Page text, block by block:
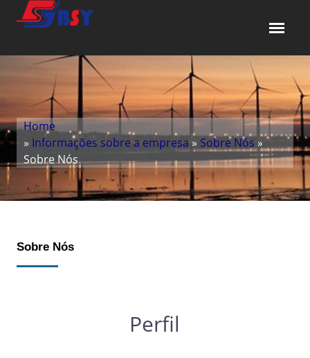
Home
» Informações sobre a empresa » Sobre Nós »
Sobre Nós
Sobre Nós
Perfil